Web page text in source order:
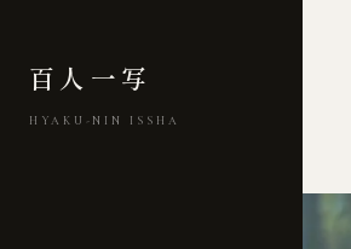
百人一写
HYAKU-NIN ISSHA